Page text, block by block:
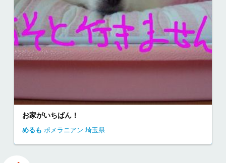
お家がいちばん！
めるも ポメラニアン 埼玉県